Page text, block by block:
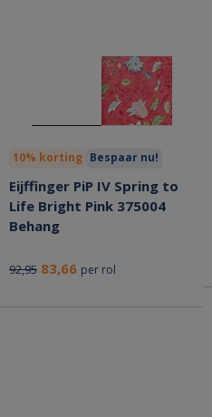
10% korting Bespaar nu!
Eijffinger PiP IV Spring to
Life Bright Pink 375004
Behang
92,95 83,66 per rol